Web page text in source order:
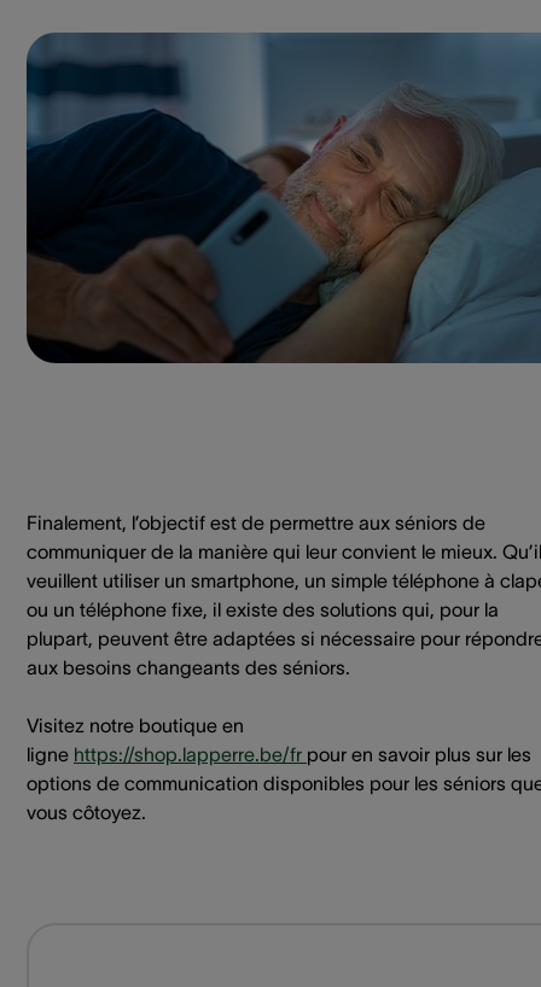
Finalement, l’objectif est de permettre aux séniors de
communiquer de la manière qui leur convient le mieux.
veuillent utiliser un smartphone, un simple téléphone à
ou un téléphone fixe, il existe des solutions qui, pour la
plupart, peuvent être adaptées si nécessaire pour
aux besoins changeants des séniors.
Visitez notre boutique en
ligne https://shop.lapperre.be/fr pour en savoir plus sur les
options de communication disponibles pour les séniors
vous côtoyez.